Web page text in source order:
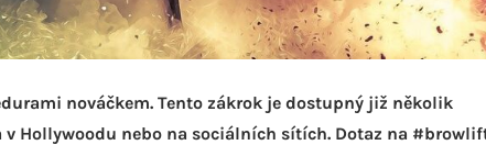
nováčkem. Tento zákrok je dostupný již několik
Hollywoodu nebo na sociálních sítích. Dotaz na